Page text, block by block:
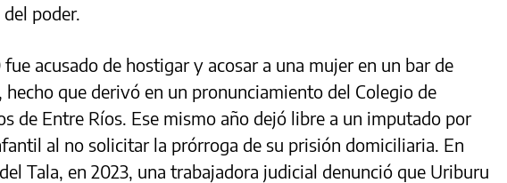
poder.
fue acusado de hostigar y acosar a una mujer en un bar de
hecho que derivó en un pronunciamiento del Colegio de
de Entre Ríos. Ese mismo año dejó libre a un imputado por
al no solicitar la prórroga de su prisión domiciliaria. En
Tala, en 2023, una trabajadora judicial denunció que Uriburu